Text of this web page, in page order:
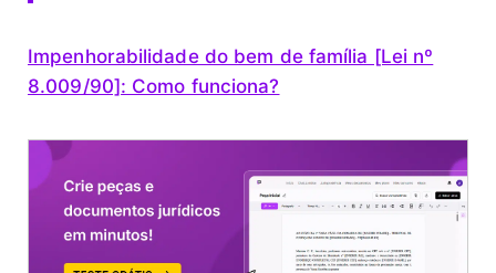
Impenhorabilidade do bem de família [Lei nº
8.009/90]: Como funciona?